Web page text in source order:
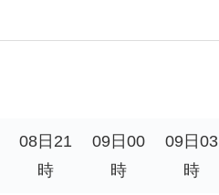
08日21
時
09日00
時
09日03
時